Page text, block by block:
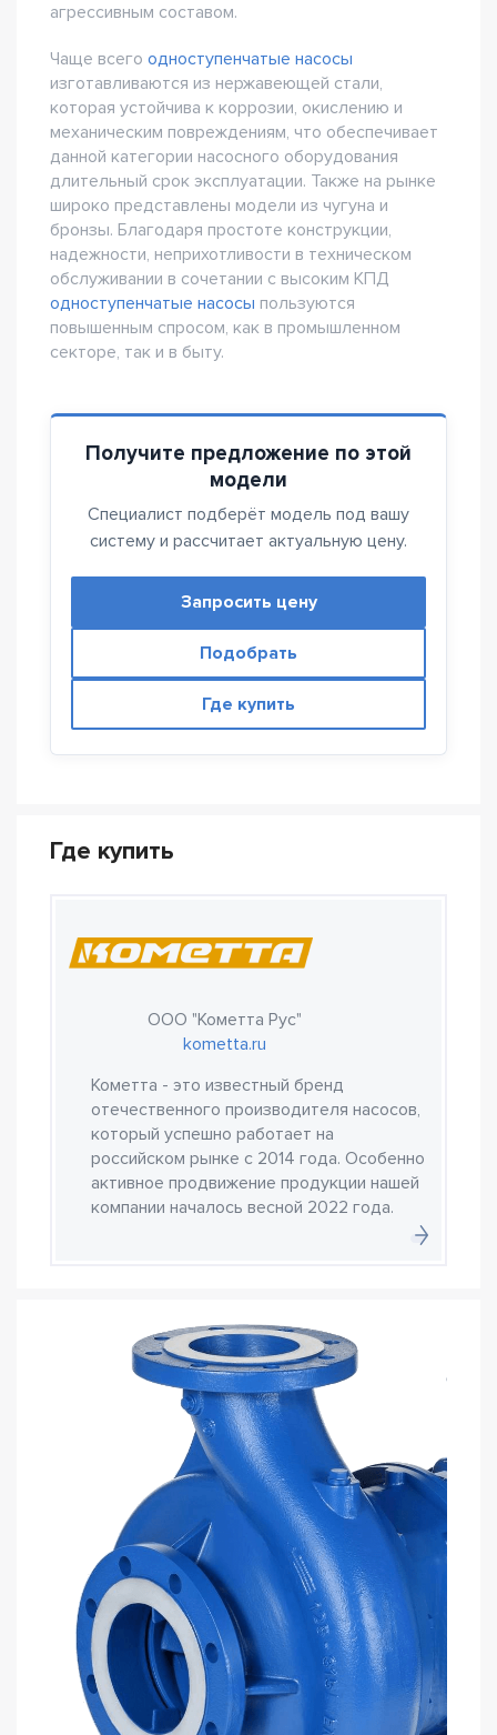
агрессивным составом.
Чаще всего одноступенчатые насосы
изготавливаются из нержавеющей стали,
которая устойчива к коррозии, окислению и
механическим повреждениям, что обеспечивает
данной категории насосного оборудования
длительный срок эксплуатации. Также на рынке
широко представлены модели из чугуна и
бронзы. Благодаря простоте конструкции,
надежности, неприхотливости в техническом
обслуживании в сочетании с высоким КПД
одноступенчатые насосы пользуются
повышенным спросом, как в промышленном
секторе, так и в быту.
Получите предложение по этой
модели
Специалист подберёт модель под вашу
систему и рассчитает актуальную цену.
Запросить цену
Подобрать
Где купить
Где купить
ООО "Кометта Рус"
kometta.ru
Кометта - это известный бренд
отечественного производителя насосов,
который успешно работает на
российском рынке с 2014 года. Особенно
активное продвижение продукции нашей
компании началось весной 2022 года.